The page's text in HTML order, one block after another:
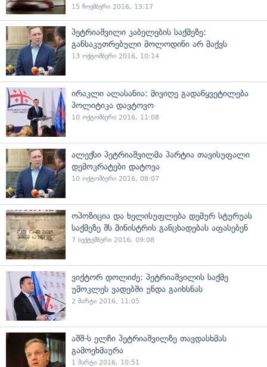
15 ნოემბერი 2016, 13:17
პეტრიაშვილი კაბელების საქმეზე:
განსაკუთრებული მოლოდინი არ მაქვს
13 ოქტომბერი 2016, 10:14
ირაკლი ალასანია: მივიღე გადაწყვეტილება
პოლიტიკა დავტოვო
10 ოქტომბერი 2016, 11:08
ალექსი პეტრიაშვილმა პარტია თავისუფალი
დემოკრატები დატოვა
10 ოქტომბერი 2016, 08:07
ოპოზიცია და ხელისუფლება დემურ სტურუას
საქმეზე შს მინისტრის განცხადებას აფასებენ
7 სექტემბერი 2016, 09:08
ვიქტორ დოლიძე: პეტრიაშვილის საქმე
უმოკლეს ვადებში უნდა გაიხსნას
2 მარტი 2016, 11:05
აშშ-ს ელჩი პეტრიაშვილზე თავდასხმას
გამოეხმაურა
1 მარტი 2016, 10:51